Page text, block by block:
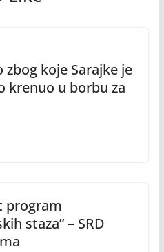
koje Sarajke je
krenuo u borbu za
program
staza” – SRD